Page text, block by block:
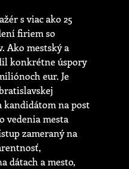
s viac ako 25
firiem so
Ako mestský a
konkrétne úspory
eur. Je
kandidátom na post
vedenia mesta
zameraný na
dátach a mesto,